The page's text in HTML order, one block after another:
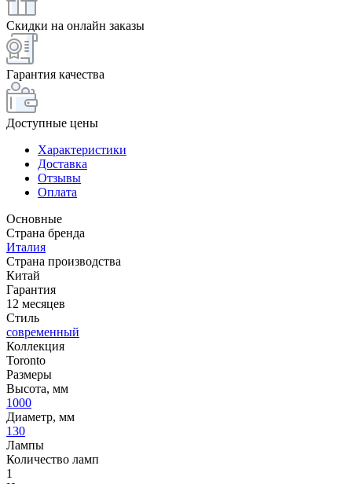
Скидки на онлайн заказы
Гарантия качества
Доступные цены
Характеристики
Доставка
Отзывы
Оплата
Основные
Страна бренда
Италия
Страна производства
Китай
Гарантия
12 месяцев
Стиль
современный
Коллекция
Toronto
Размеры
Высота, мм
1000
Диаметр, мм
130
Лампы
Количество ламп
1